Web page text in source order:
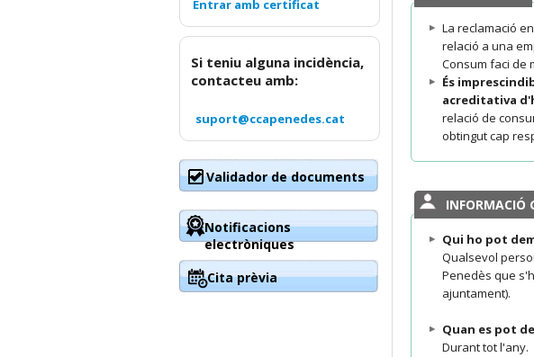
La reclamació
relació a una
Consum faci de
És
acreditativa
relació de
obtingut cap
INFORMACIÓ
Qui ho pot
Qualsevol
Penedès que
ajuntament).
Quan es pot
Durant tot l'any.
Si teniu alguna incidència,
contacteu amb:
suport@ccapenedes.cat
Validador de documents
Notificacions
electròniques
Cita prèvia